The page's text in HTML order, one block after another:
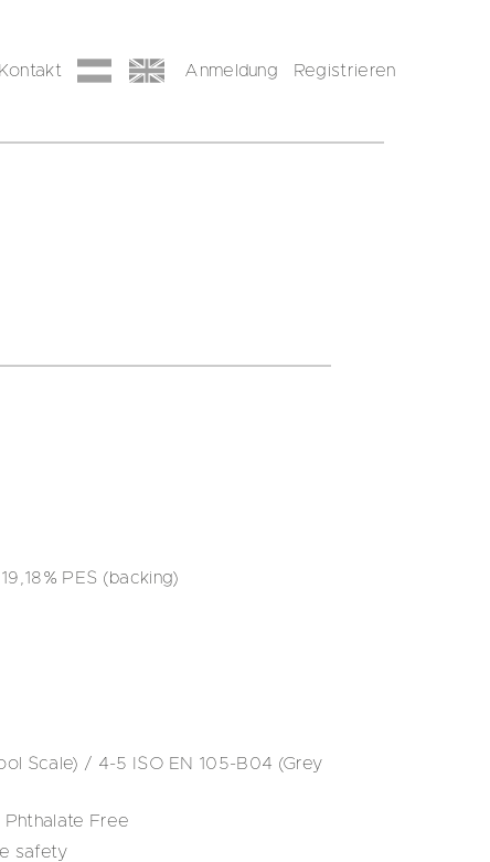
Kontakt Anmeldung Registrieren
PES (backing)
Scale) / 4-5 ISO EN 105-B04 (Grey
Free
safety